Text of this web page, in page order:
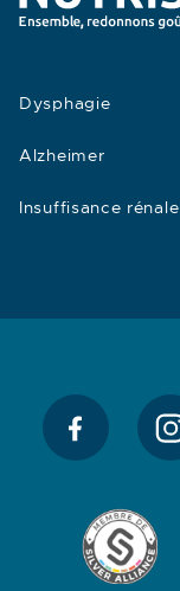
Dysphagie
Alzheimer
Insuffisance rénale